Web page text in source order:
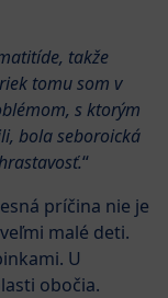
takže
tomu som v
s ktorým
bola seboroická
“
príčina nie je
malé deti.
U
obočia.